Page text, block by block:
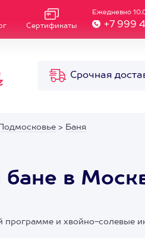
Сертификаты
Ежедневно
+7 999
Срочная
> Баня
бане в
программе и хвойно-солевые